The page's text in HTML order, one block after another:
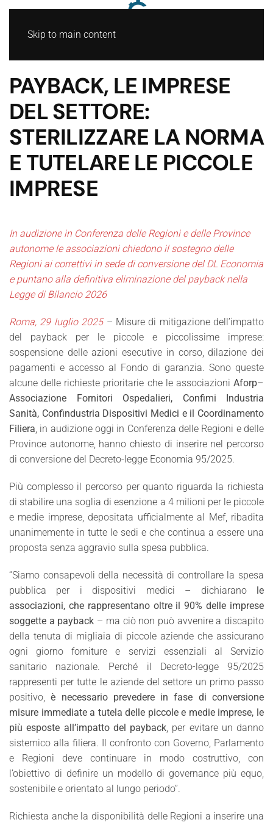
Skip to main content
PAYBACK, LE IMPRESE
DEL SETTORE:
STERILIZZARE LA NORMA
E TUTELARE LE PICCOLE
IMPRESE
In audizione in Conferenza delle Regioni e delle Province
autonome le associazioni chiedono il sostegno delle
Regioni ai correttivi in sede di conversione del DL Economia
e puntano alla definitiva eliminazione del payback nella
Legge di Bilancio 2026
Roma, 29 luglio 2025– Misure di mitigazione dell’impatto
del payback per le piccole e piccolissime imprese:
sospensione delle azioni esecutive in corso, dilazione dei
pagamenti e accesso al Fondo di garanzia. Sono queste
alcune delle richieste prioritarie che le associazioni Aforp–
Associazione Fornitori Ospedalieri, Confimi Industria
Sanità, Confindustria Dispositivi Medici e il Coordinamento
Filiera, in audizione oggi in Conferenza delle Regioni e delle
Province autonome, hanno chiesto di inserire nel percorso
di conversione del Decreto-legge Economia 95/2025.
Più complesso il percorso per quanto riguarda la richiesta
di stabilire una soglia di esenzione a 4 milioni per le piccole
e medie imprese, depositata ufficialmente al Mef, ribadita
unanimemente in tutte le sedi e che continua a essere una
proposta senza aggravio sulla spesa pubblica.
“Siamo consapevoli della necessità di controllare la spesa
pubblica per i dispositivi medici – dichiarano le
associazioni, che rappresentano oltre il 90% delle imprese
soggette a payback – ma ciò non può avvenire a discapito
della tenuta di migliaia di piccole aziende che assicurano
ogni giorno forniture e servizi essenziali al Servizio
sanitario nazionale. Perché il Decreto-legge 95/2025
rappresenti per tutte le aziende del settore un primo passo
positivo,è necessario prevedere in fase di conversione
misure immediate a tutela delle piccole e medie imprese, le
più esposte all’impatto del payback, per evitare un danno
sistemico alla filiera. Il confronto con Governo, Parlamento
e Regioni deve continuare in modo costruttivo, con
l’obiettivo di definire un modello di governance più equo,
sostenibile e orientato al lungo periodo”.
Richiesta anche la disponibilità delle Regioni a inserire una